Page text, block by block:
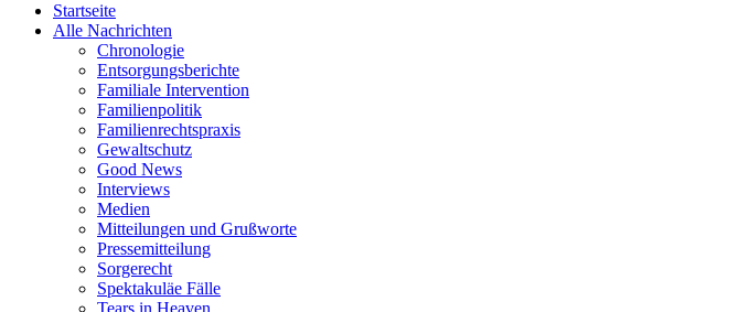
Startseite
Alle Nachrichten
Chronologie
Entsorgungsberichte
Familiale Intervention
Familienpolitik
Familienrechtspraxis
Gewaltschutz
Good News
Interviews
Medien
Mitteilungen und Grußworte
Pressemitteilung
Sorgerecht
Spektakuläe Fälle
Tears in Heaven